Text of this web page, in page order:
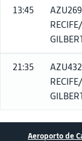
13:45
21:35
Aeroporto de